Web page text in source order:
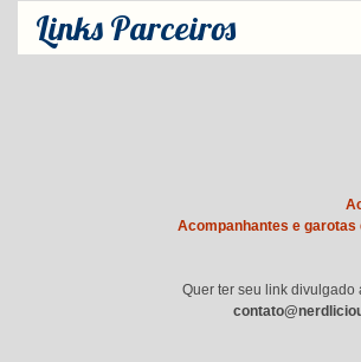
Links Parceiros
Acompanhantes e
Quer ter seu link divulgado